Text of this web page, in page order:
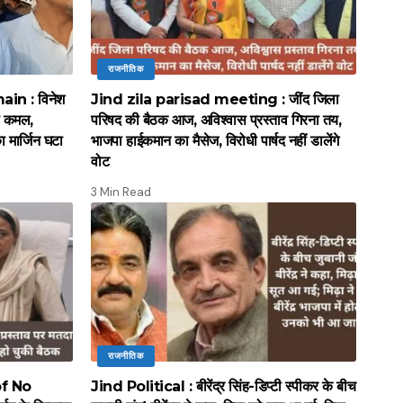
: विनेश
कमल,
घटा
राजनीतिक
Jind zila parisad meeting : जींद जिला
परिषद की बैठक आज, अविश्वास प्रस्ताव गिरना तय,
भाजपा हाईकमान का मैसेज, विरोधी पार्षद नहीं डालेंगे
वोट
3 Min Read
No
राजनीतिक
Jind Political : बीरेंद्र सिंह-डिप्टी स्पीकर के बीच